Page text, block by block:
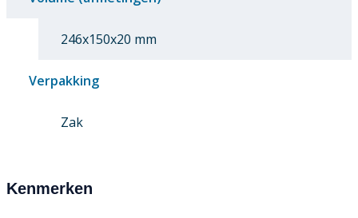
246x150x20 mm
Verpakking
Zak
Kenmerken